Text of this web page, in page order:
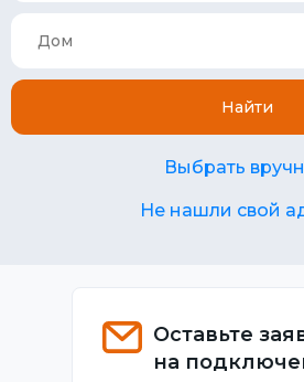
Найти
Выбрать
Не нашли свой
Оставьте
на